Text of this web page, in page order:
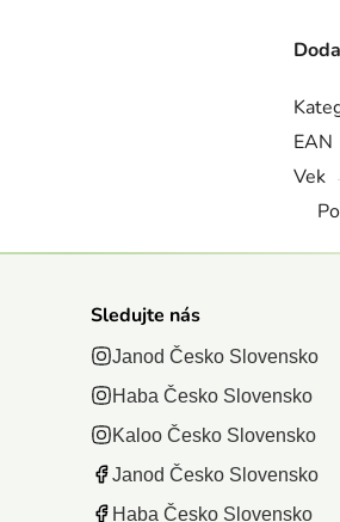
EAN
Vek
Sledujte nás
Janod Česko Slovensko
Haba Česko Slovensko
Kaloo Česko Slovensko
Janod Česko Slovensko
Haba Česko Slovensko